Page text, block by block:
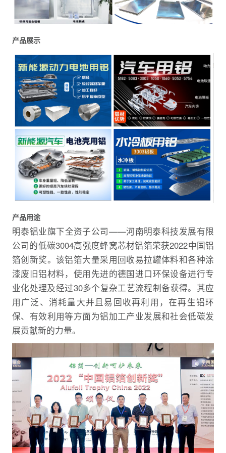
产品展示
产品用途
明泰铝业旗下全资子公司——河南明泰科技发展有限
公司的低碳3004高强度蜂窝芯材铝箔荣获2022中国铝
箔创新奖。该铝箔大量采用回收易拉罐体料和各种涂
漆废旧铝材料，使用先进的德国进口环保设备进行专
业化处理及经过30多个复杂工艺流程制备获得。其应
用广泛、消耗量大并且易回收再利用，在再生铝环
保、有效利用等方面为铝加工产业发展和社会低碳发
展贡献新的力量。